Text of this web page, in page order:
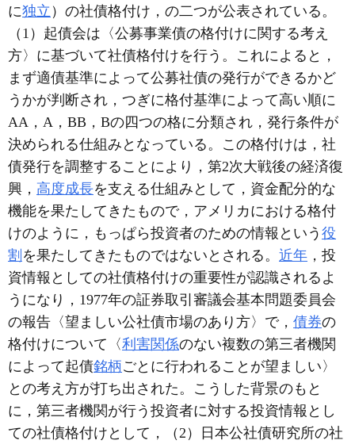
に独立 ）の社債格付け，の二つが公表されている。
（1）起債会は〈公募事業債の格付けに関する考え
方〉に基づいて社債格付けを行う。これによると，
まず適債基準によって公募社債の発行ができるかど
うかが判断され，つぎに格付基準によって高い順に
AA，A，BB，Bの四つの格に分類され，発行条件が
決められる仕組みとなっている。この格付けは，社
債発行を調整することにより，第2次大戦後の経済復
興， 高度成長を支える仕組みとして，資金配分的な
機能を果たしてきたもので，アメリカにおける格付
けのように，もっぱら投資者のための情報という 役
割 を果たしてきたものではないとされる。 近年 ，投
資情報としての社債格付けの重要性が認識されるよ
うになり，1977年の証券取引審議会基本問題委員会
の報告〈望ましい公社債市場のあり方〉で， 債券の
格付けについて〈利害関係のない複数の第三者機関
によって起債銘柄ごとに行われることが望ましい〉
との考え方が打ち出された。こうした背景のもと
に，第三者機関が行う投資者に対する投資情報とし
ての社債格付けとして，（2）日本公社債研究所の社